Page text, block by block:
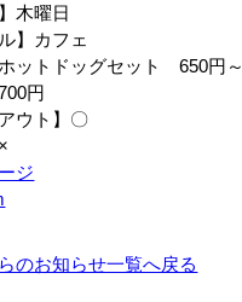
木曜日
】カフェ
ホットドッグセット 650円～
円
ウト】〇
ジ
のお知らせ一覧へ戻る